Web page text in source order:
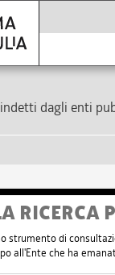
dagli enti
RICERCA
strumento di
all'Ente che ha